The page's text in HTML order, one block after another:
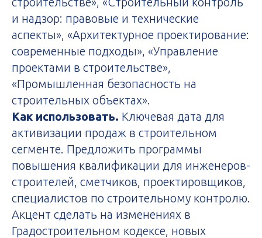
и надзор: правовые и технические
аспекты», «Архитектурное проектирование:
современные подходы», «Управление
проектами в строительстве»,
«Промышленная безопасность на
строительных объектах».
Как использовать. Ключевая дата для
активизации продаж в строительном
сегменте. Предложить программы
повышения квалификации для инженеров-
строителей, сметчиков, проектировщиков,
специалистов по строительному контролю.
Акцент сделать на изменениях в
Градостроительном кодексе, новых